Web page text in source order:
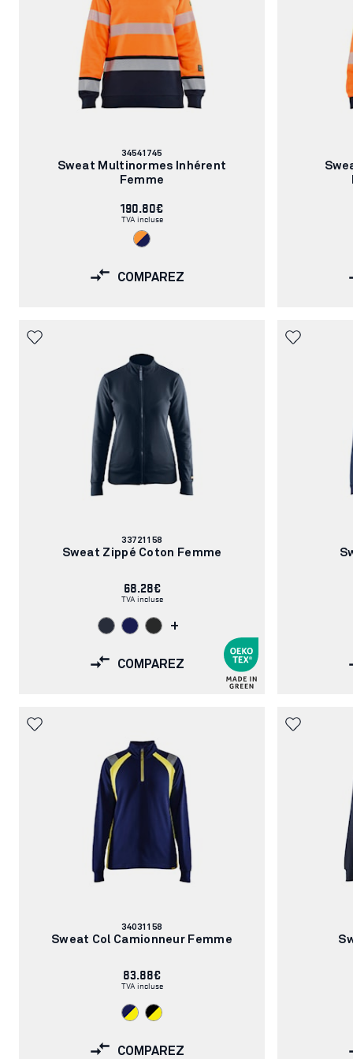
Numéro
d'article:
34541745
Sweat Multinormes Inhérent
Femme
190.80€
TVA incluse
COMPAREZ
Numéro
d'article:
33721158
Sweat Zippé Coton Femme
68.28€
TVA incluse
+
COMPAREZ
Numéro
d'article:
34031158
Sweat Col Camionneur Femme
83.88€
TVA incluse
COMPAREZ